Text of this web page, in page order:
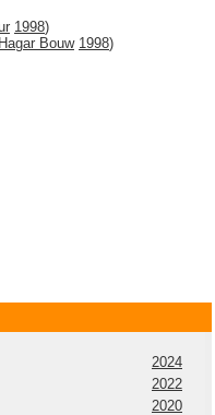
1998)
Bouw 1998)
2024
2022
2020